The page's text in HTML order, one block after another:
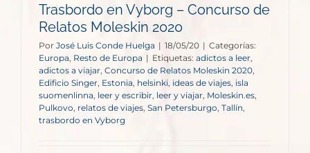
Trasbordo en Vyborg – Concurso de
Relatos Moleskin 2020
Por José Luis Conde Huelga | 18/05/20 | Categorías:
Europa Resto de Europa | Etiquetas: adictos a leer
adictos a viajar, Concurso de Relatos Moleskin 2020
Edificio Singer Estonia helsinki ideas de viajes isla
suomenlinna leer y escribir leer y viajar Moleskin.es
Pulkovo, relatos de viajes San Petersburgo Tallín,
trasbordo en Vyborg